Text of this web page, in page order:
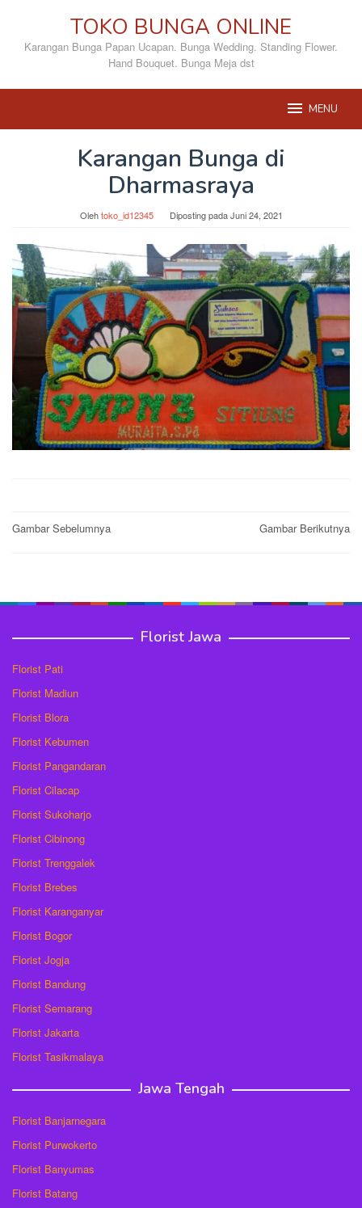
konten
TOKO BUNGA ONLINE
Karangan Bunga Papan Ucapan. Bunga Wedding. Standing Flower.
Hand Bouquet. Bunga Meja dst
MENU
Karangan Bunga di
Dharmasraya
Olehtoko_id12345 Diposting padaJuni 24, 2021
Post
Gambar Sebelumnya Gambar Berikutnya
Florist Jawa
Florist Pati
Florist Madiun
Florist Blora
Florist Kebumen
Florist Pangandaran
Florist Cilacap
Florist Sukoharjo
Florist Cibinong
Florist Trenggalek
Florist Brebes
Florist Karanganyar
Florist Bogor
Florist Jogja
Florist Bandung
Florist Semarang
Florist Jakarta
Florist Tasikmalaya
Jawa Tengah
Florist Banjarnegara
Florist Purwokerto
Florist Banyumas
Florist Batang